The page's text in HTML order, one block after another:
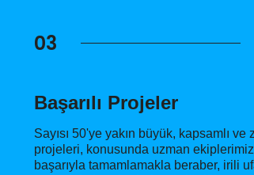
03
Başarılı Projeler
Sayısı 50'ye yakın büyük, kapsamlı ve
projeleri, konusunda uzman
başarıyla tamamlamakla beraber, irili